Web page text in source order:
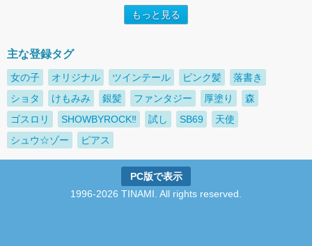
もっと見る
主な登録タグ
女の子 オリジナル ツインテール ピンク髪
落書き
ショタ
けもみみ 銀髪 ファンタジー 厚塗り
森
ゴスロリ
SHOWBYROCK‼ 試し SB69
天使
シュウ☆ゾー
ピアス
PC版で表示
1996-2026 TINAMI. All rights reserved.